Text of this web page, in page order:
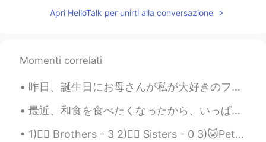
this, you might also enjoy my new
reading of Church Going by Philip Larkin.
Apri HelloTalk per unirti alla conversazione
Momenti correlati
昨日、誕生日にお母さんが私が大好きのフルーツタルトを作ってくれました。とても感謝してます! (あれ、、わさびだ。無視してください 🤣) My mom surprised me yester...
最近、和食を食べたくなったから、いっぱい食べました。昨日、私の人生では初めて本物お好み焼きを食べました。すごく大きなサイゼで、めちゃ美味しかった！ちょっとびっくりした。梅酒も初めて飲んだ！🥃🥃 ...
1)🙋‍♂️ Brothers - 3 2)🙋‍♀️ Sisters - 0 3)🐱Pets - I want lot of dogs 🐶🐕✨💖 4)🛌 Surgeries - 0 - I ne...